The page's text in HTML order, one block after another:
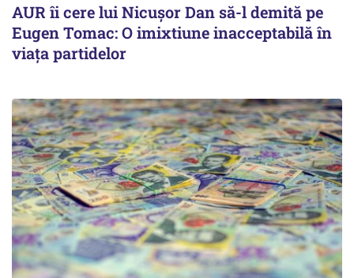
AUR îi cere lui Nicușor Dan să-l demită pe
Eugen Tomac: O imixtiune inacceptabilă în
viața partidelor